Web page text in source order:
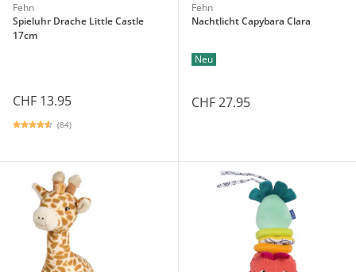
Fehn
Spieluhr Drache Little Castle
17cm
CHF 13.95
(84)
Fehn
Nachtlicht Capybara Clara
Neu
CHF 27.95